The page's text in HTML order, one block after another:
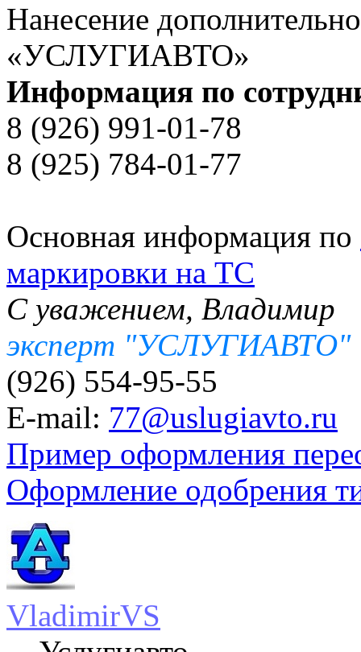
Нанесение
«УСЛУГИАВТО»
Информация по
8 (926) 991-01-78
8 (925) 784-01-77
Основная информация по
маркировки на ТС
С уважением, Владимир
эксперт "УСЛУГИАВТО"
(926) 554-95-55
E-mail: 77@uslugiavto.ru
Пример оформления
Оформление одобрения
VladimirVS